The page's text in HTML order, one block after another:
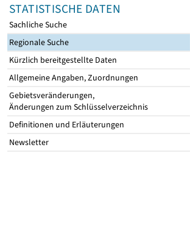
STATISTISCHE DATEN
Sachliche Suche
Regionale Suche
Kürzlich bereitgestellte Daten
Allgemeine Angaben, Zuordnungen
Gebietsveränderungen,
Änderungen zum Schlüsselverzeichnis
Definitionen und Erläuterungen
Newsletter